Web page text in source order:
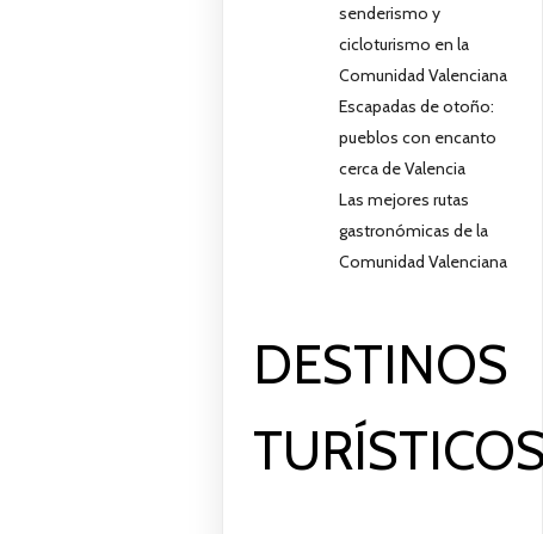
senderismo y
cicloturismo en la
Comunidad Valenciana
Escapadas de otoño:
pueblos con encanto
cerca de Valencia
Las mejores rutas
gastronómicas de la
Comunidad Valenciana
DESTINOS